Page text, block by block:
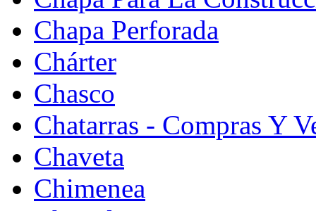
Chapa Perforada
Chárter
Chasco
Chatarras - Compras Y
Chaveta
Chimenea